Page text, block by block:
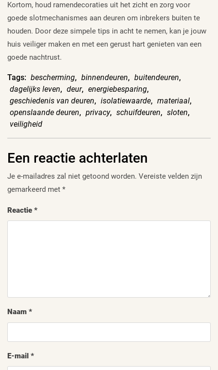
Kortom, houd ramendecoraties uit het zicht en zorg voor
goede slotmechanismes aan deuren om inbrekers buiten te
houden. Door deze simpele tips in acht te nemen, kan je jouw
huis veiliger maken en met een gerust hart genieten van een
goede nachtrust.
Tags: bescherming, binnendeuren, buitendeuren,
dagelijks leven, deur, energiebesparing,
geschiedenis van deuren, isolatiewaarde, materiaal,
openslaande deuren, privacy, schuifdeuren, sloten,
veiligheid
Een reactie achterlaten
Je e-mailadres zal niet getoond worden. Vereiste velden zijn
gemarkeerd met *
Reactie *
Naam *
E-mail *